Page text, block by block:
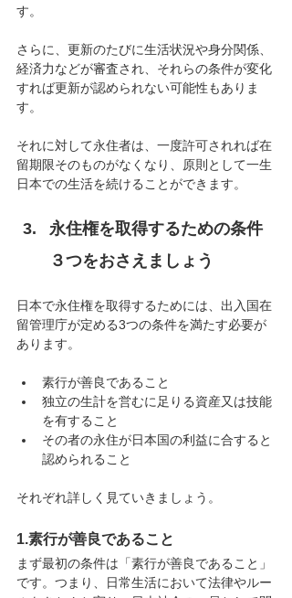
す。
さらに、更新のたびに生活状況や身分関係、
経済力などが審査され、それらの条件が変化
すれば更新が認められない可能性もありま
す。
それに対して永住者は、一度許可されれば在
留期限そのものがなくなり、原則として一生
日本での生活を続けることができます。
永住権を取得するための条件
３つをおさえましょう
日本で永住権を取得するためには、出入国在
留管理庁が定める3つの条件を満たす必要が
あります。
素行が善良であること
独立の生計を営むに足りる資産又は技能
を有すること
その者の永住が日本国の利益に合すると
認められること
それぞれ詳しく見ていきましょう。
1.素行が善良であること
まず最初の条件は「素行が善良であること」
です。つまり、日常生活において法律やルー